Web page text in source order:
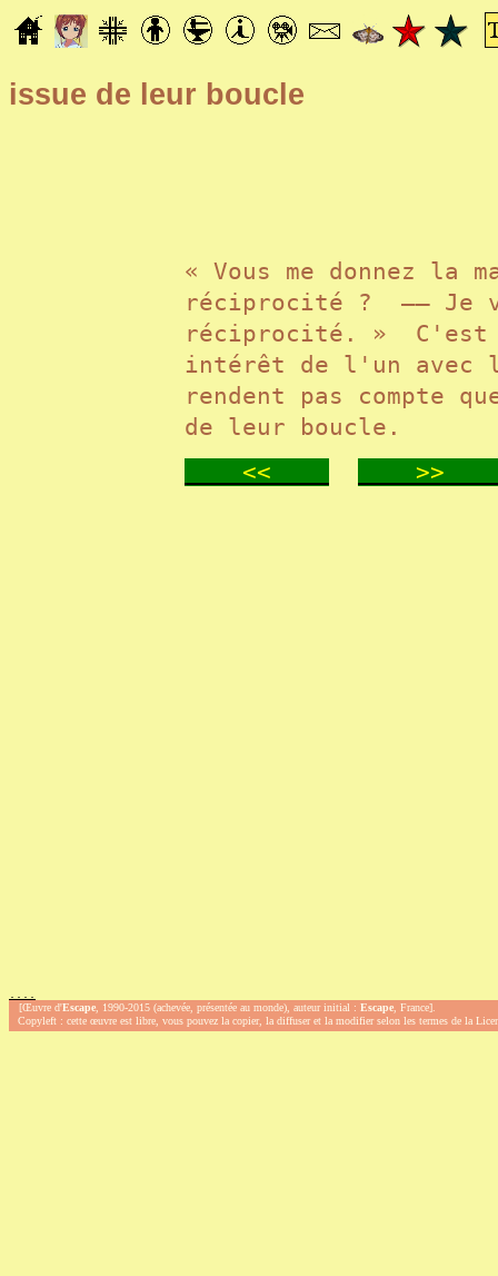
issue de leur boucle
« Vous me donnez la
réciprocité ? —— Je
réciprocité. »
intérêt de l'un
rendent pas compte
de leur boucle.
<<
[Œuvre d'Escape, 1990-2015 (achevée, présentée au monde), auteur initial :Escape, France].
Copyleft : cette œuvre est libre, vous pouvez la copier, la diffuser et la modifier selon les termes de la